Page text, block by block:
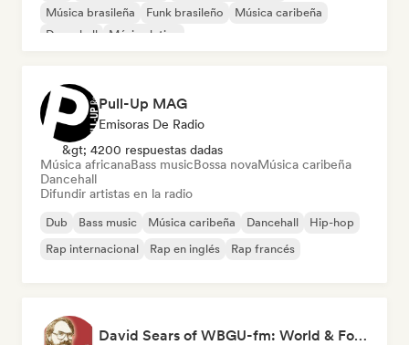
Música brasileña
Funk brasileño
Música caribeña
Dancehall
Música latina
Pull-Up MAG
Emisoras De Radio
&gt; 4200 respuestas dadas
Música africanaBass musicBossa novaMúsica caribeña
Dancehall
Difundir artistas en la radio
Dub Bass music Música caribeña Dancehall
Hip-hop
Rap internacional
Rap en inglés Rap francés
David Sears of WBGU-fm: World & Folk Music DJ